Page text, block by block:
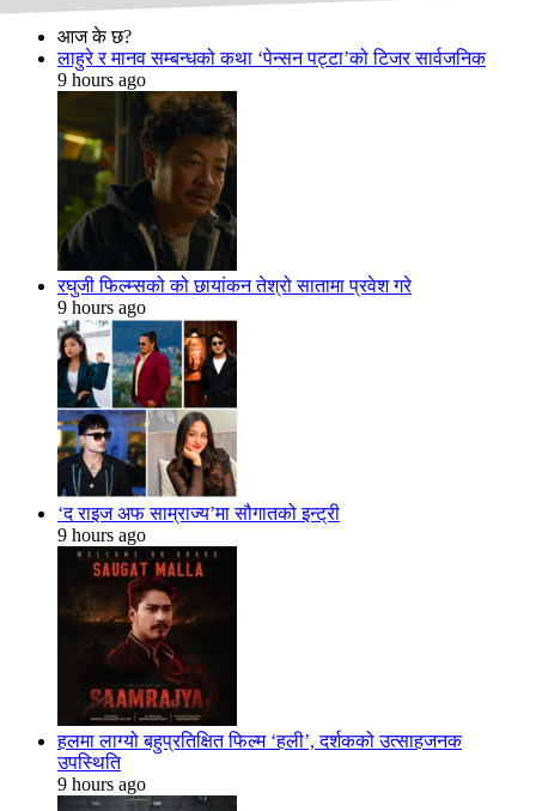
आज के छ?
लाहुरे र मानव सम्बन्धको कथा ‘पेन्सन पट्टा’को टिजर सार्वजनिक
9 hours ago
रघुजी फिल्म्सको को छायांकन तेश्रो सातामा प्रवेश गरे
9 hours ago
‘द राइज अफ साम्राज्य’मा सौगातको इन्ट्री
9 hours ago
हलमा लाग्यो बहुप्रतिक्षित फिल्म ‘हली’, दर्शकको उत्साहजनक
उपस्थिति
9 hours ago